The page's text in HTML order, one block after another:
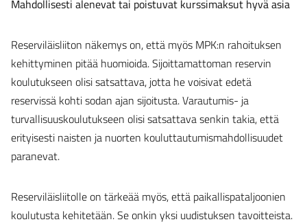
Mahdollisesti alenevat tai poistuvat kurssimaksut hyvä asia
Reserviläisliiton näkemys on, että myös MPK:n rahoituksen
kehittyminen pitää huomioida. Sijoittamattoman reservin
koulutukseen olisi satsattava, jotta he voisivat edetä
reservissä kohti sodan ajan sijoitusta. Varautumis- ja
turvallisuuskoulutukseen olisi satsattava senkin takia, että
erityisesti naisten ja nuorten kouluttautumismahdollisuudet
paranevat.
Reserviläisliitolle on tärkeää myös, että paikallispataljoonien
koulutusta kehitetään. Se onkin yksi uudistuksen tavoitteista.